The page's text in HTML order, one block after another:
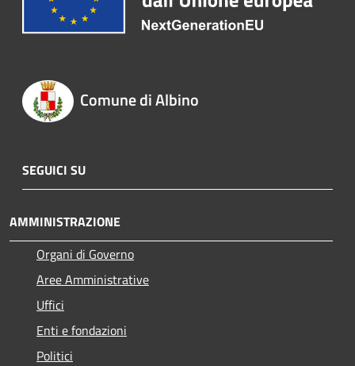
Comune di Albino
SEGUICI SU
AMMINISTRAZIONE
Organi di Governo
Aree Amministrative
Uffici
Enti e fondazioni
Politici